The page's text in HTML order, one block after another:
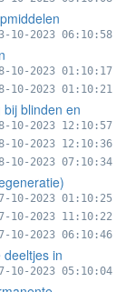
10-2023 06:10:58
10-2023 01:10:17
10-2023 01:10:21
blinden en
10-2023 12:10:57
10-2023 12:10:36
10-2023 07:10:34
10-2023 01:10:25
10-2023 11:10:22
10-2023 06:10:46
in
10-2023 05:10:04